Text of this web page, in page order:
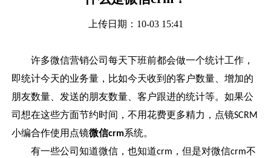
上传日期：10-03 15:41
许多微信营销公司每天下班前都会做一个统计工作，
即统计今天的业务量，比如今天收到的客户数量、增加的
朋友数量、发送的朋友数量、客户跟进的统计等。如果公
司想在这些方面节约时间，不用花费更多精力，点镜SCRM
小编合作使用点镜微信crm系统。
有一些公司知道微信，也知道crm ，但是对微信crm不